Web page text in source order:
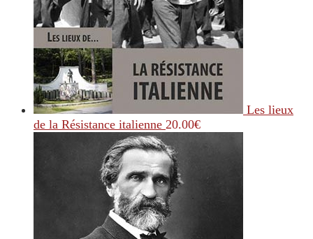
Les lieux
de la Résistance italienne 20.00€